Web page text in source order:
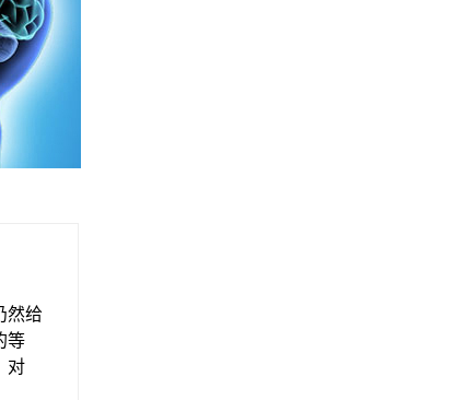
然给
等
对